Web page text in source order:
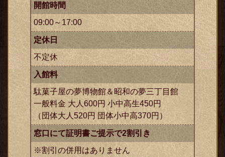
開館時間
09:00～17:00
定休日
不定休
入館料
駄菓子屋の夢博物館＆昭和の夢三丁目館
一般料金 大人600円 小中高生450円
（団体大人520円 団体小中高370円）
窓口にて証明書ご提示で2割引き
※割引の併用はありません